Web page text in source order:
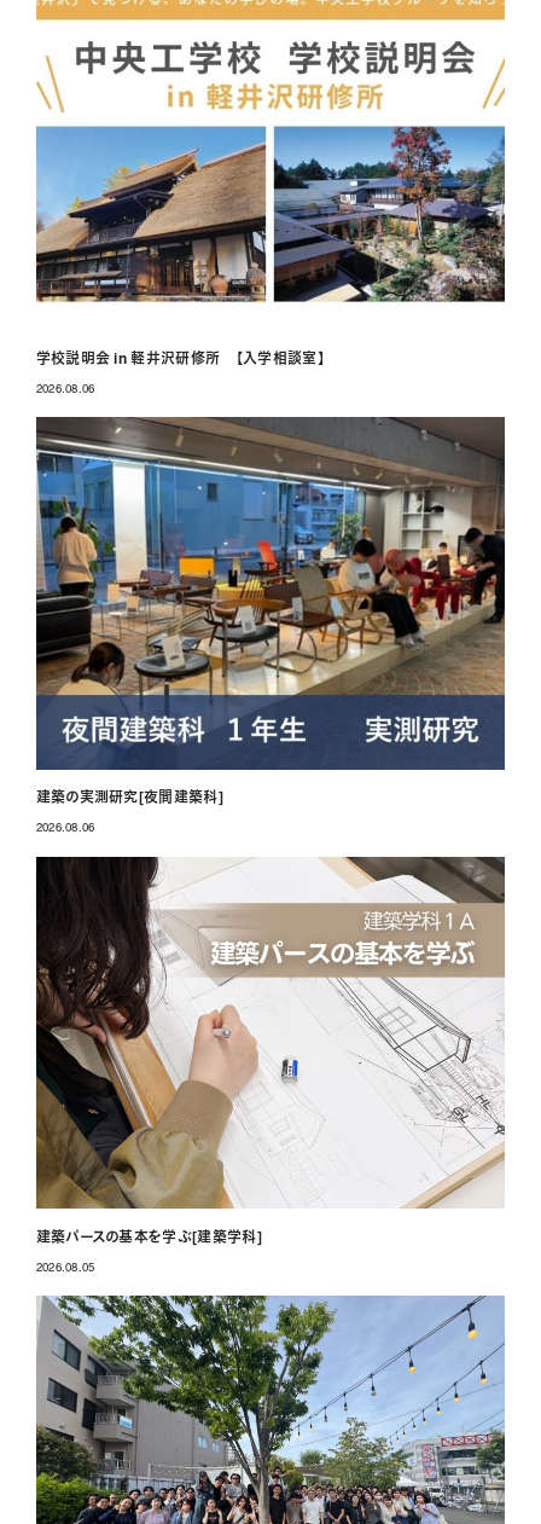
学校説明会 in 軽井沢研修所 【入学相談室】
2026.08.06
建築の実測研究[夜間建築科]
2026.08.06
建築パースの基本を学ぶ[建築学科]
2026.08.05